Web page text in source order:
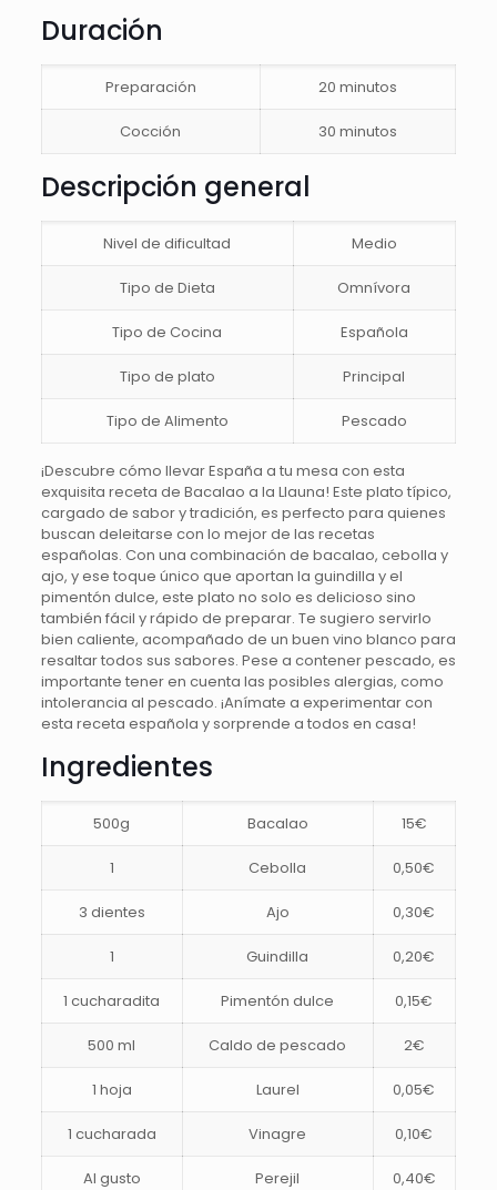
Duración
Preparación 20 minutos
Cocción 30 minutos
Descripción general
Nivel de dificultad Medio
Tipo de Dieta Omnívora
Tipo de Cocina Española
Tipo de plato Principal
Tipo de Alimento Pescado
¡Descubre cómo llevar España a tu mesa con esta
exquisita receta de Bacalao a la Llauna! Este plato típico,
cargado de sabor y tradición, es perfecto para quienes
buscan deleitarse con lo mejor de las recetas
españolas. Con una combinación de bacalao, cebolla y
ajo, y ese toque único que aportan la guindilla y el
pimentón dulce, este plato no solo es delicioso sino
también fácil y rápido de preparar. Te sugiero servirlo
bien caliente, acompañado de un buen vino blanco para
resaltar todos sus sabores. Pese a contener pescado, es
importante tener en cuenta las posibles alergias, como
intolerancia al pescado. ¡Anímate a experimentar con
esta receta española y sorprende a todos en casa!
Ingredientes
500g Bacalao 15€
1 Cebolla 0,50€
3 dientes Ajo 0,30€
1 Guindilla 0,20€
1 cucharadita Pimentón dulce 0,15€
500 ml Caldo de pescado 2€
1 hoja Laurel 0,05€
1 cucharada Vinagre 0,10€
Al gusto Perejil 0,40€